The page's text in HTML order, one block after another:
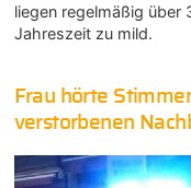
liegen regelmäßig über
Jahreszeit zu mild.
Frau hörte
verstorbenen